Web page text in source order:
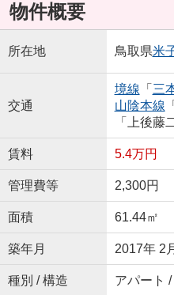
物件概要
所在地 鳥取県米
交通
境線 「 三
山陰本線 「
「上後
賃料 5.4万円
管理費等 2,300円
面積 61.44㎡
築年月 2017年 2
種別 / 構造 アパート /